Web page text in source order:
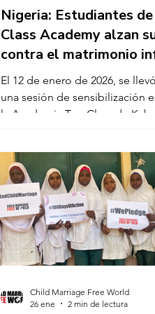
Nigeria: Estudiantes
Class Academy alzan
contra el matrimonio
El 12 de enero de 2026, se llevó
una sesión de sensibilización
la Academia Top Class de
infantil. La actividad se centró
a los estudiantes a
efectos nocivos del
la importancia de la acción
para prevenirlo. La sesión de
sensibilización priorizó la
escuelas comunitarias locales,
Child Marriage Free World
26 ene
2 min de lectura